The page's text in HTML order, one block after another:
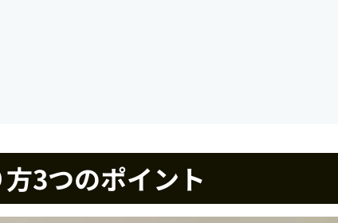
3つのポイント